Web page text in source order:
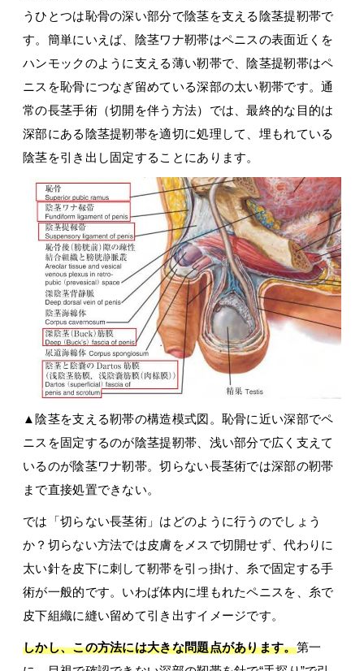
うひとつは恥骨の深い部分で陰茎を支える陰茎提靭帯で
す。簡単にいえば、陰茎ワナ靭帯はペニスの表面近くを
ハンモックのように支える薄い靭帯で、陰茎提靭帯はペ
ニスを恥骨につなぎ留めている深部の太い靭帯です。通
常の長茎手術（切開を伴う方法）では、最終的な目的は
深部にある陰茎提靭帯を適切に処理して、埋もれている
陰茎を引き出し固定することにあります。
▲陰茎を支える靭帯の構造模式図。恥骨に近い深部でペ
ニスを固定するのが陰茎提靭帯、浅い部分で広く支えて
いるのが陰茎ワナ靭帯。切らない長茎術では深部の靭帯
まで直接処置できない。
では「切らない長茎術」はどのように行うのでしょう
か？切らない方法では皮膚をメスで切開せず、代わりに
太い針を皮下に刺して靭帯を引っ掛け、糸で固定する手
術が一般的です。いわば体内に埋もれたペニスを、糸で
皮下組織に縫い留めて引き出すイメージです。
しかし、この方法には大きな問題点があります。第一